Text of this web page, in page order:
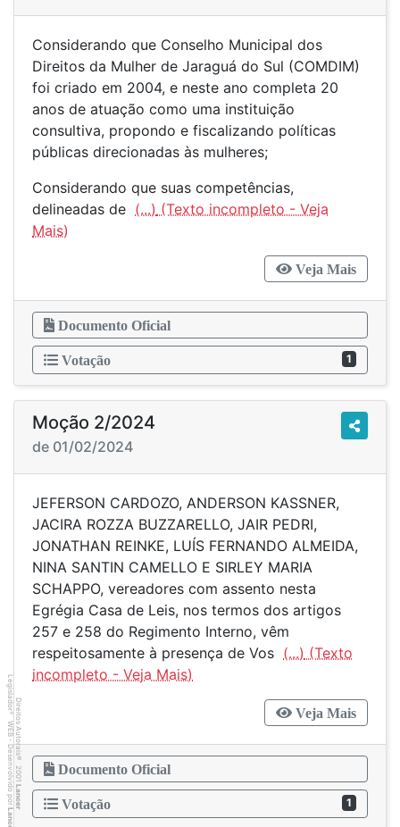
Considerando que Conselho Municipal dos
Direitos da Mulher de Jaraguá do Sul (COMDIM)
foi criado em 2004, e neste ano completa 20
anos de atuação como uma instituição
consultiva, propondo e fiscalizando políticas
públicas direcionadas às mulheres;
Considerando que suas competências,
delineadas de (...)
Veja Mais
Documento Oficial
Votação 1
Moção 2/2024
de 01/02/2024
JEFERSON CARDOZO, ANDERSON KASSNER,
JACIRA ROZZA BUZZARELLO, JAIR PEDRI,
JONATHAN REINKE, LUÍS FERNANDO ALMEIDA,
NINA SANTIN CAMELLO E SIRLEY MARIA
SCHAPPO, vereadores com assento nesta
Egrégia Casa de Leis, nos termos dos artigos
257 e 258 do Regimento Interno, vêm
respeitosamente à presença de Vos (...)
Veja Mais
Documento Oficial
Votação 1
Direitos Autorais
©
2001
Lancer
Legislador
®
WEB - Desenvolvido por
Lancer